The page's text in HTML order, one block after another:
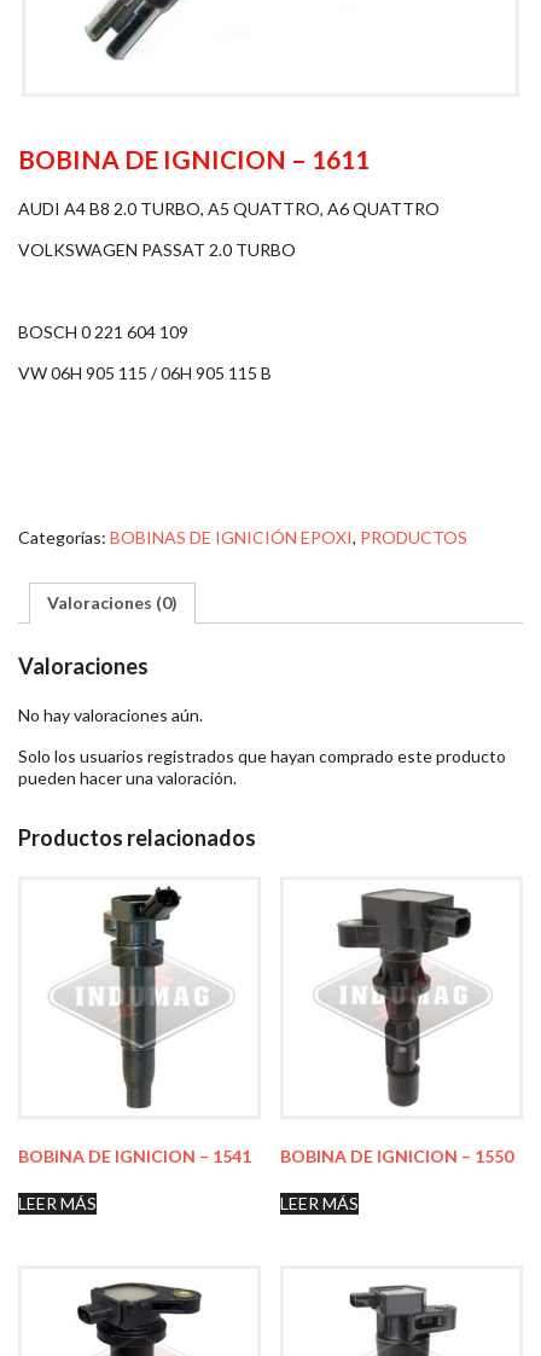
BOBINA DE IGNICION – 1611
AUDI A4 B8 2.0 TURBO, A5 QUATTRO, A6 QUATTRO
VOLKSWAGEN PASSAT 2.0 TURBO
BOSCH 0 221 604 109
VW 06H 905 115 / 06H 905 115 B
Categorías: BOBINAS DE IGNICIÓN EPOXI, PRODUCTOS
Valoraciones (0)
Valoraciones
No hay valoraciones aún.
Solo los usuarios registrados que hayan comprado este producto
pueden hacer una valoración.
Productos relacionados
BOBINA DE IGNICION – 1541
LEER MÁS
BOBINA DE IGNICION – 1550
LEER MÁS